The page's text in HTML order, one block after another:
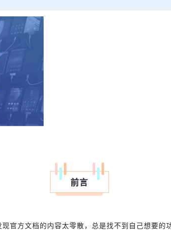
前言
官方文档的内容太零散，总是找不到自己想要